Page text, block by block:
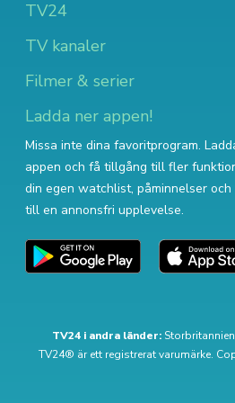
TV24
TV kanaler
Filmer & serier
Ladda ner appen!
Missa inte dina favoritprogram.
appen och få tillgång till fler
din egen watchlist, påminnelser
till en annonsfri upplevelse.
TV24 i andra länder: Storbritannien
TV24® är ett registrerat varumärke.